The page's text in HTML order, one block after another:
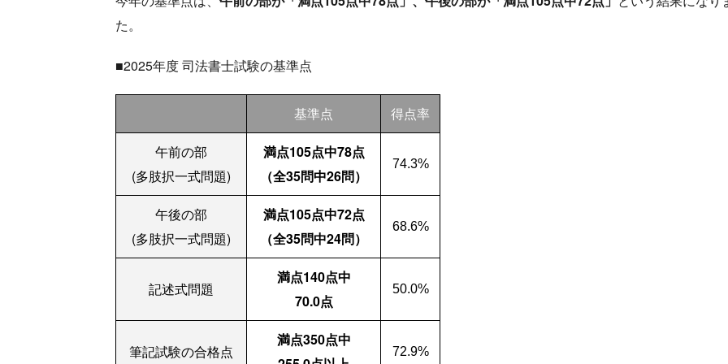
た。
■2025年度 司法書士試験の基準点
基準点 得点率
午前の部
(多肢択一式問題)
満点105点中78点
（全35問中26問）
74.3%
午後の部
(多肢択一式問題)
満点105点中72点
（全35問中24問）
68.6%
記述式問題
満点140点中
70.0点
50.0%
筆記試験の合格点
満点350点中
72.9%